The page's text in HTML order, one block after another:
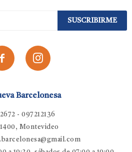
Barcelonesa
- 097212136
Montevideo
SUSCRIBIRME
 